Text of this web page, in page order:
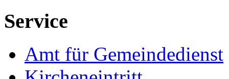
Service
Amt für Gemeindedienst